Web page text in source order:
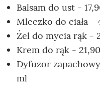
Balsam do ust -
Mleczko do ciała -
Żel do mycia rąk -
Krem do rąk -
Dyfuzor
ml